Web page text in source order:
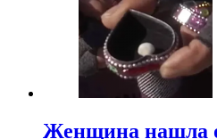
Женщина нашла